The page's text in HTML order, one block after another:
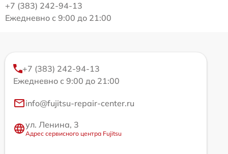
+7 (383) 242-94-13
Ежедневно с 9:00 до 21:00
+7 (383) 242-94-13
Ежедневно с 9:00 до 21:00
info@fujitsu-repair-center.ru
ул. Ленина, 3
Адрес сервисного центра Fujitsu